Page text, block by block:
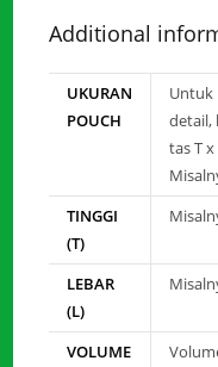
Additional
UKURAN
POUCH
Untuk
detail,
tas T
TINGGI
(T)
LEBAR
(L)
VOLUME